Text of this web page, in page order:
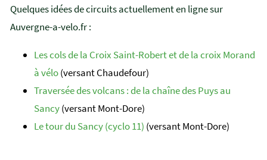
Quelques idées de circuits actuellement en ligne sur
Auvergne-a-velo.fr :
Les cols de la Croix Saint-Robert et de la croix Morand
à vélo(versant Chaudefour)
Traversée des volcans : de la chaîne des Puys au
Sancy(versant Mont-Dore)
Le tour du Sancy (cyclo 11) (versant Mont-Dore)